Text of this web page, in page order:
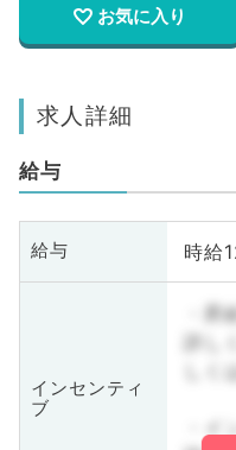
お気に入り
求人詳細
給与
給与 時給
インセンティ
ブ
・昇
詳し
し
・